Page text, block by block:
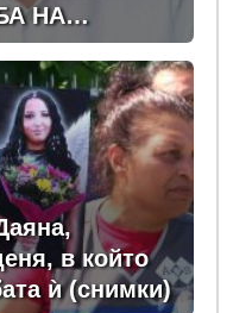
НА
в който
ѝ (снимки)